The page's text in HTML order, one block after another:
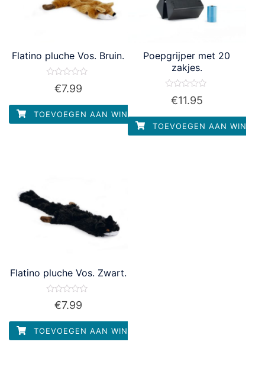
Flatino pluche Vos. Bruin.
Waardering
5
€7.99
TOEVOEGEN AAN WINKELWAGEN
Poepgrijper met 20
zakjes.
Waardering
5
€11.95
TOEVOEGEN AAN
Flatino pluche Vos. Zwart.
Waardering
5
€7.99
TOEVOEGEN AAN WINKELWAGEN